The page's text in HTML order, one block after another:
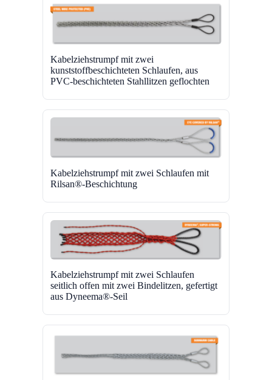
Kabelziehstrumpf mit zwei
kunststoffbeschichteten Schlaufen, aus
PVC-beschichteten Stahllitzen geflochten
Kabelziehstrumpf mit zwei Schlaufen mit
Rilsan®-Beschichtung
Kabelziehstrumpf mit zwei Schlaufen
seitlich offen mit zwei Bindelitzen, gefertigt
aus Dyneema®-Seil